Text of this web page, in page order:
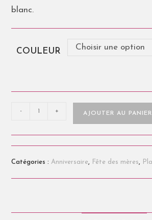
blanc.
COULEUR Choisir une option
- + AJOUTER AU PANIER
Catégories :Anniversaire, Fête des mères,